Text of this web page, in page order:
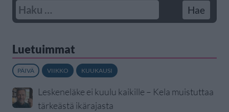
Luetuimmat
PÄIVÄ VIIKKO KUUKAUSI
Leskeneläke ei kuulu kaikille – Kela muistuttaa
tärkeästä ikärajasta